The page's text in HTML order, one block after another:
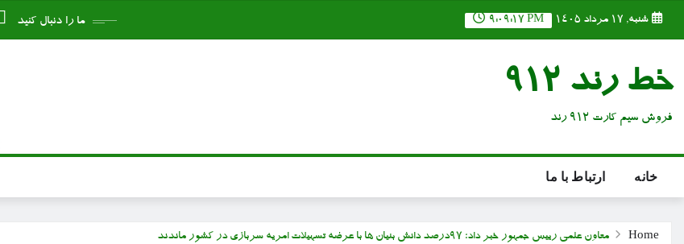
شنبه, ۱۷ مرداد ۱۴۰۵ 9:09:19 PM ما را دنبال کنید
خط رند 912
فروش سیم کارت 912 رند
خانه ارتباط با ما
Home معاون علمی رییس جمهور خبر داد؛ ۹۷درصد دانش بنیان ها با عرضه تسهیلات امریه سربازی در کشور ماندند